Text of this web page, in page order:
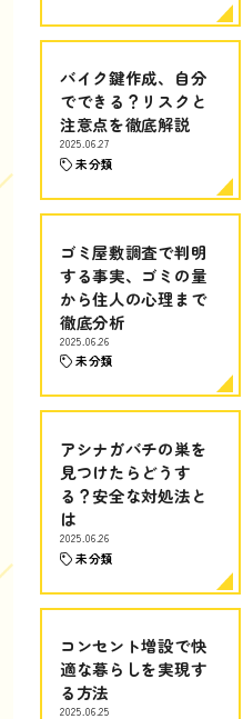
バイク鍵作成、自分
でできる？リスクと
注意点を徹底解説
2025.06.27
未分類
ゴミ屋敷調査で判明
する事実、ゴミの量
から住人の心理まで
徹底分析
2025.06.26
未分類
アシナガバチの巣を
見つけたらどうす
る？安全な対処法と
は
2025.06.26
未分類
コンセント増設で快
適な暮らしを実現す
る方法
2025.06.25